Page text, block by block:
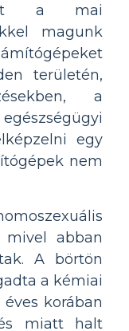
a mai
magunk
területén,
a
egy
nem
mivel abban
A börtön
a kémiai
korában
miatt halt